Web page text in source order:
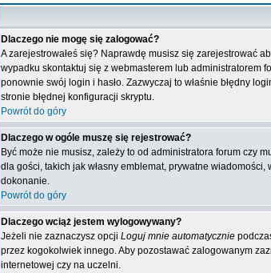
Dlaczego nie mogę się zalogować?
A zarejestrowałeś się? Naprawdę musisz się zarejestrować
wypadku skontaktuj się z webmasterem lub administratorem
ponownie swój login i hasło. Zazwyczaj to właśnie błędny
stronie błędnej konfiguracji skryptu.
Powrót do góry
Dlaczego w ogóle muszę się rejestrować?
Być może nie musisz, zależy to od administratora forum czy
dla gości, takich jak własny emblemat, prywatne
dokonanie.
Powrót do góry
Dlaczego wciąż jestem wylogowywany?
Jeżeli nie zaznaczysz opcji Loguj mnie automatycznie
przez kogokolwiek innego. Aby pozostawać zalogowanym
internetowej czy na uczelni.